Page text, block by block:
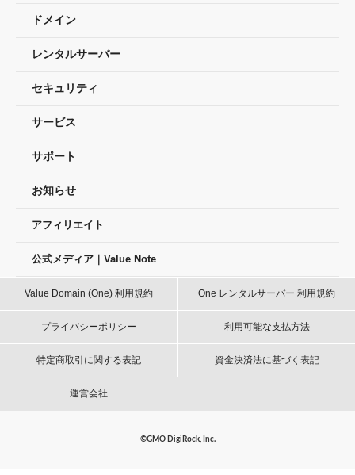
Value Domain (One) 利用規約 One レンタルサーバー 利用規約
プライバシーポリシー 利用可能な支払方法
特定商取引に関する表記 資金決済法に基づく表記
運営会社
ドメイン
レンタルサーバー
セキュリティ
サービス
サポート
お知らせ
アフィリエイト
公式メディア｜Value Note
©GMO DigiRock, Inc.